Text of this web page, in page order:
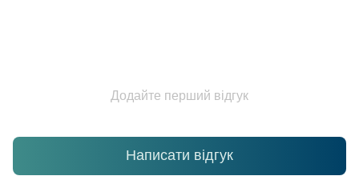
Додайте перший відгук
Написати відгук